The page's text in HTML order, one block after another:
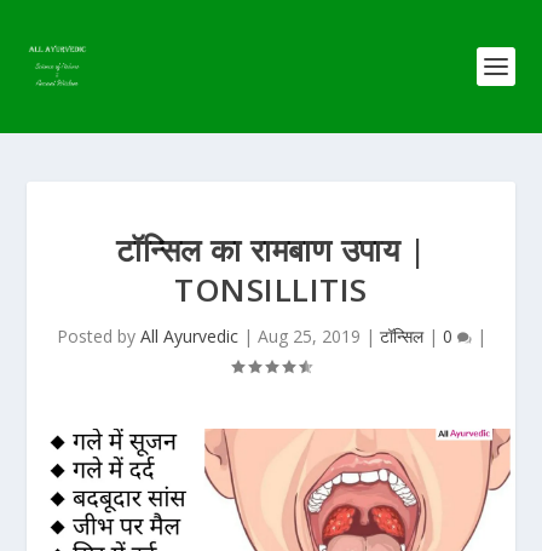
टॉन्सिल का रामबाण उपाय |
TONSILLITIS
Posted by All Ayurvedic| Aug 25, 2019 | टॉन्सिल| 0 |